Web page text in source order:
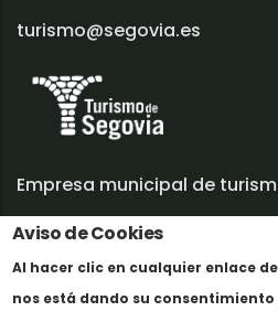
Aviso de Cookies
Al hacer clic en cualquier enlace
nos está dando su
turismo@segovia.es
Empresa municipal de
Trabaja con nosotros
Informes y documentación